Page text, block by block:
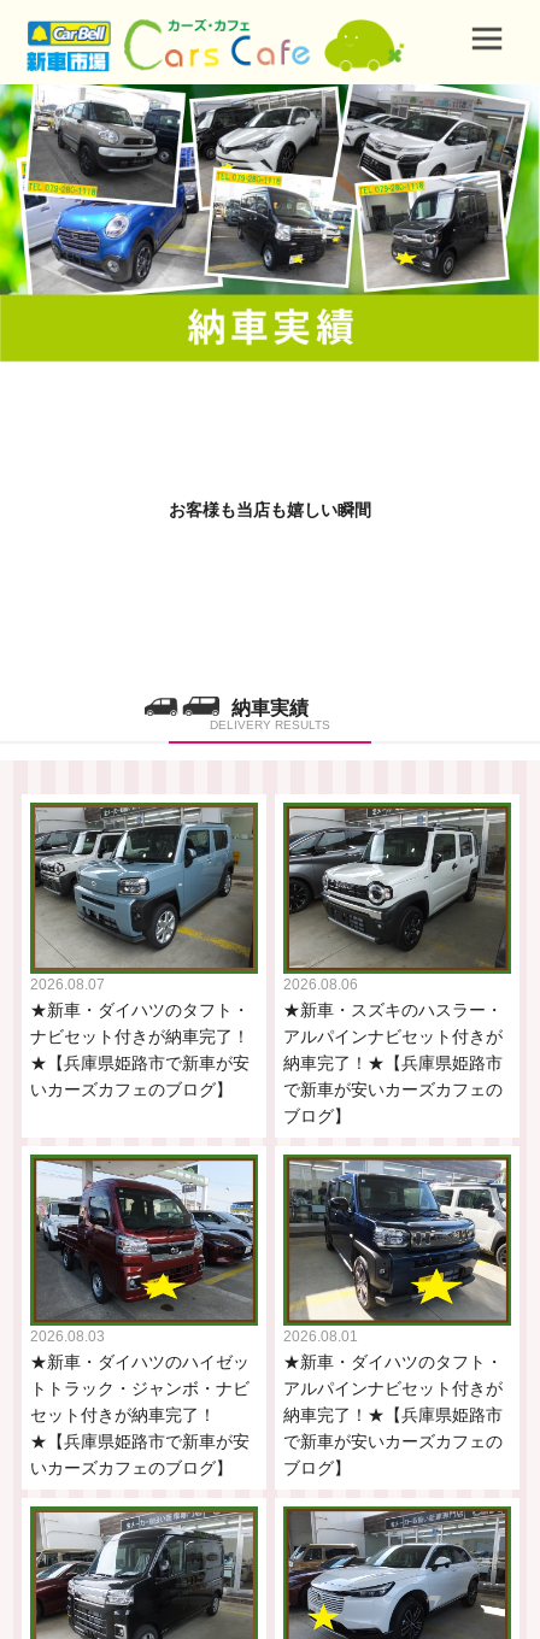
お客様も当店も嬉しい瞬間
納車実績
DELIVERY RESULTS
2026.08.07
★新車・ダイハツのタフト・
ナビセット付きが納車完了！
★【兵庫県姫路市で新車が安
いカーズカフェのブログ】
2026.08.06
★新車・スズキのハスラー・
アルパインナビセット付きが
納車完了！★【兵庫県姫路市
で新車が安いカーズカフェの
ブログ】
2026.08.03
★新車・ダイハツのハイゼッ
トトラック・ジャンボ・ナビ
セット付きが納車完了！
★【兵庫県姫路市で新車が安
いカーズカフェのブログ】
2026.08.01
★新車・ダイハツのタフト・
アルパインナビセット付きが
納車完了！★【兵庫県姫路市
で新車が安いカーズカフェの
ブログ】